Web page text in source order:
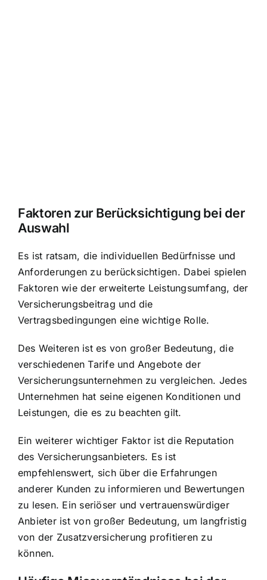
Faktoren zur Berücksichtigung bei der
Auswahl
Es ist ratsam, die individuellen Bedürfnisse und
Anforderungen zu berücksichtigen. Dabei spielen
Faktoren wie der erweiterte Leistungsumfang, der
Versicherungsbeitrag und die
Vertragsbedingungen eine wichtige Rolle.
Des Weiteren ist es von großer Bedeutung, die
verschiedenen Tarife und Angebote der
Versicherungsunternehmen zu vergleichen. Jedes
Unternehmen hat seine eigenen Konditionen und
Leistungen, die es zu beachten gilt.
Ein weiterer wichtiger Faktor ist die Reputation
des Versicherungsanbieters. Es ist
empfehlenswert, sich über die Erfahrungen
anderer Kunden zu informieren und Bewertungen
zu lesen. Ein seriöser und vertrauenswürdiger
Anbieter ist von großer Bedeutung, um langfristig
von der Zusatzversicherung profitieren zu
können.